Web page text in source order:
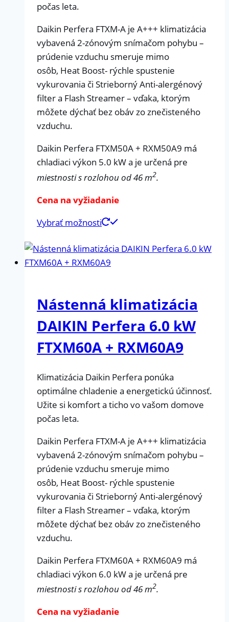
počas leta.
Daikin Perfera FTXM-A je A+++ klimatizácia
vybavená 2-zónovým snímačom pohybu –
prúdenie vzduchu smeruje mimo
osôb, Heat Boost- rýchle spustenie
vykurovania či Strieborný Anti-alergénový
filter a Flash Streamer – vďaka, ktorým
môžete dýchať bez obáv zo znečisteného
vzduchu.
Daikin Perfera FTXM50A + RXM50A9 má
chladiaci výkon 5.0 kW a je určená pre
miestnosti s rozlohou od 46 m2.
Cena na vyžiadanie
Vybrať možnosti
Nástenná klimatizácia
DAIKIN Perfera 6.0 kW
FTXM60A + RXM60A9
Klimatizácia Daikin Perfera ponúka
optimálne chladenie a energetickú účinnosť.
Užite si komfort a ticho vo vašom domove
počas leta.
Daikin Perfera FTXM-A je A+++ klimatizácia
vybavená 2-zónovým snímačom pohybu –
prúdenie vzduchu smeruje mimo
osôb, Heat Boost- rýchle spustenie
vykurovania či Strieborný Anti-alergénový
filter a Flash Streamer – vďaka, ktorým
môžete dýchať bez obáv zo znečisteného
vzduchu.
Daikin Perfera FTXM60A + RXM60A9 má
chladiaci výkon 6.0 kW a je určená pre
miestnosti s rozlohou od 46 m2.
Cena na vyžiadanie